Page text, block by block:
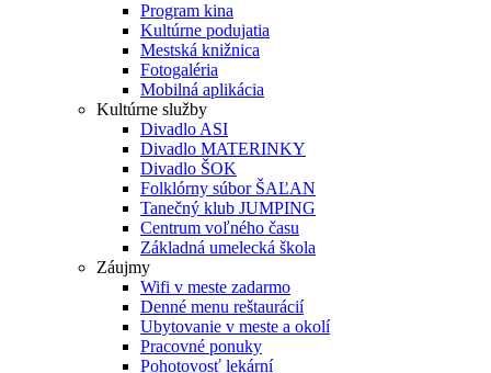
Program kina
Kultúrne podujatia
Mestská knižnica
Fotogaléria
Mobilná aplikácia
Kultúrne služby
Divadlo ASI
Divadlo MATERINKY
Divadlo ŠOK
Folklórny súbor ŠAĽAN
Tanečný klub JUMPING
Centrum voľného času
Základná umelecká škola
Záujmy
Wifi v meste zadarmo
Denné menu reštaurácií
Ubytovanie v meste a okolí
Pracovné ponuky
Pohotovosť lekární